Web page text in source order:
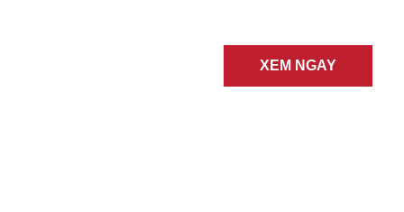
XEM NGAY